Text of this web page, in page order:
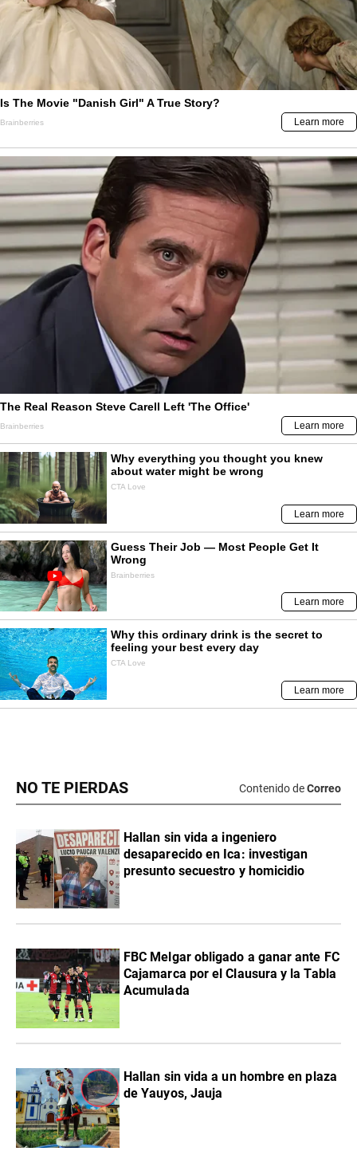
NO TE PIERDAS Contenido deCorreo
Hallan sin vida a ingeniero
desaparecido en Ica: investigan
presunto secuestro y homicidio
FBC Melgar obligado a ganar ante FC
Cajamarca por el Clausura y la Tabla
Acumulada
Hallan sin vida a un hombre en plaza
de Yauyos, Jauja